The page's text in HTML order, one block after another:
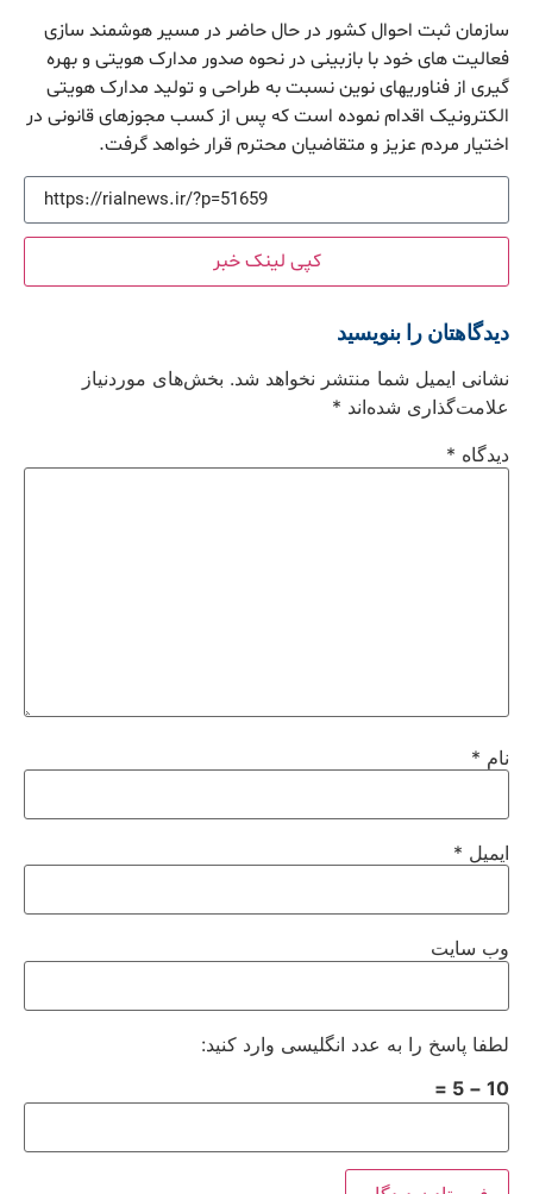
سازمان ثبت احوال کشور در حال حاضر در مسیر هوشمند سازی
فعالیت های خود با بازبینی در نحوه صدور مدارک هویتی و بهره
گیری از فناوریهای نوین نسبت به طراحی و تولید مدارک هویتی
الکترونیک اقدام نموده است که پس از کسب مجوزهای قانونی در
اختیار مردم عزیز و متقاضیان محترم قرار خواهد گرفت.
کپی لینک خبر
دیدگاهتان را بنویسید
نشانی ایمیل شما منتشر نخواهد شد. بخش‌های موردنیاز
علامت‌گذاری شده‌اند *
دیدگاه *
نام *
ایمیل *
وب‌ سایت
لطفا پاسخ را به عدد انگلیسی وارد کنید:
10 − 5 =